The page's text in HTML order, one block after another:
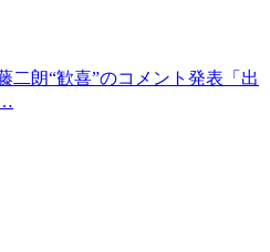
二朗“歓喜”のコメント発表「出